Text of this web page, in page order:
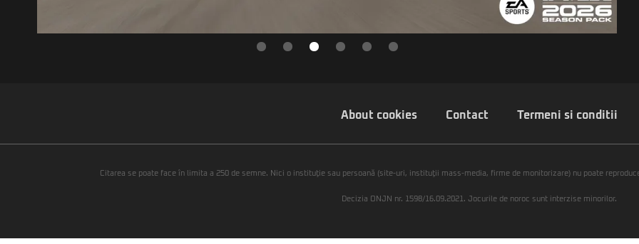
About cookies Contact Termeni si conditii
Citarea se poate face în limita a 250 de semne. Nici o instituţie sau persoană (site-uri, instituţii mass-media, firme de monitorizare) nu poate
Decizia ONJN nr. 1598/16.09.2021. Jocurile de noroc sunt interzise minorilor.